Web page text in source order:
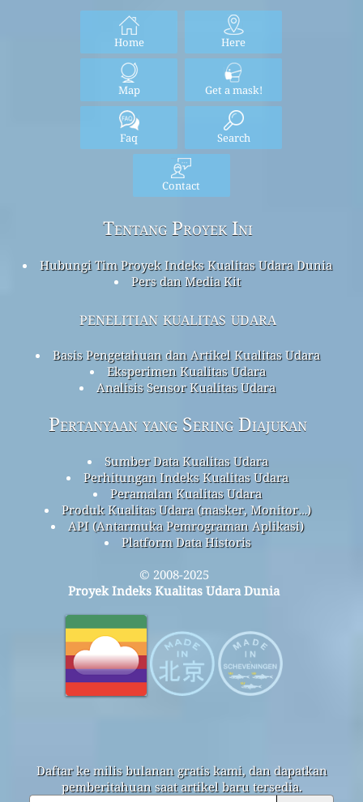
Home Here
Map Get a mask!
Faq Search
Contact
Tentang Proyek Ini
Hubungi Tim Proyek Indeks Kualitas Udara Dunia
Pers dan Media Kit
penelitian kualitas udara
Basis Pengetahuan dan Artikel Kualitas Udara
Eksperimen Kualitas Udara
Analisis Sensor Kualitas Udara
Pertanyaan yang Sering Diajukan
Sumber Data Kualitas Udara
Perhitungan Indeks Kualitas Udara
Peramalan Kualitas Udara
Produk Kualitas Udara (masker, Monitor…)
API (Antarmuka Pemrograman Aplikasi)
Platform Data Historis
© 2008-2025
Proyek Indeks Kualitas Udara Dunia
Daftar ke milis bulanan gratis kami, dan dapatkan
pemberitahuan saat artikel baru tersedia.